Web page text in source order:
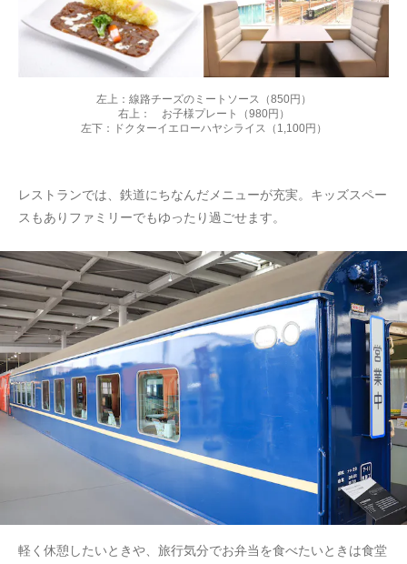
左上：線路チーズのミートソース（850円）
右上： お子様プレート（980円）
左下：ドクターイエローハヤシライス（1,100円）
レストランでは、鉄道にちなんだメニューが充実。キッズスペー
スもありファミリーでもゆったり過ごせます。
軽く休憩したいときや、旅行気分でお弁当を食べたいときは食堂